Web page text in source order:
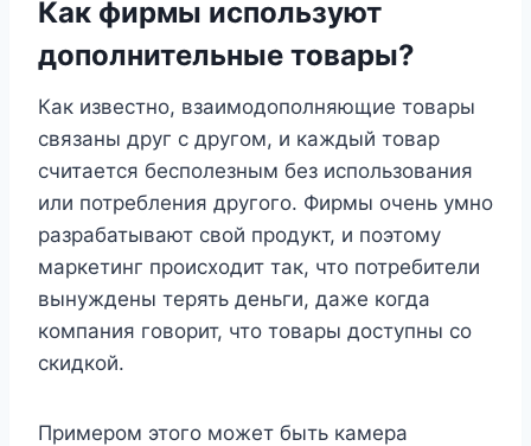
Как фирмы используют
дополнительные товары?
Как известно, взаимодополняющие товары
связаны друг с другом, и каждый товар
считается бесполезным без использования
или потребления другого. Фирмы очень умно
разрабатывают свой продукт, и поэтому
маркетинг происходит так, что потребители
вынуждены терять деньги, даже когда
компания говорит, что товары доступны со
скидкой.
Примером этого может быть камера